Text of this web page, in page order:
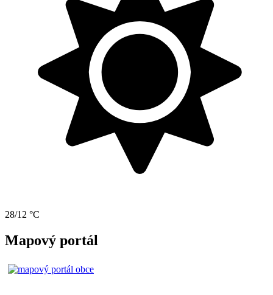
28/12 °C
Mapový portál